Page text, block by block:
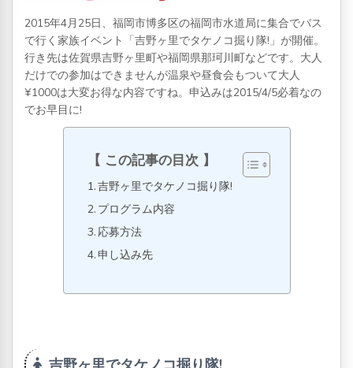
2015年4月25日、福岡市博多区の福岡市水道局に集合でバス
で行く家族イベント「吉野ヶ里でタケノコ掘り隊!」が開催。
行き先は佐賀県吉野ヶ里町や福岡県那珂川町などです。大人
だけでの参加はできませんが温泉や昼食会もついて大人
¥1000は大変お得な内容ですね。申込みは2015/4/5必着なの
でお早目に!
この記事の目次
吉野ヶ里でタケノコ掘り隊!
プログラム内容
応募方法
申し込み先